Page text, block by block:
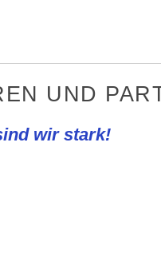
UND
wir stark!